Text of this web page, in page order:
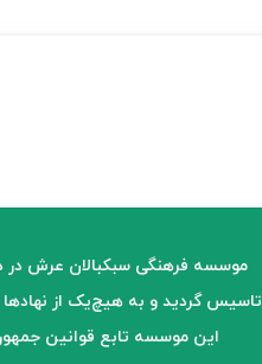
تاسیس گردید و به هیچ‌یک از
این موسسه تابع قوانین